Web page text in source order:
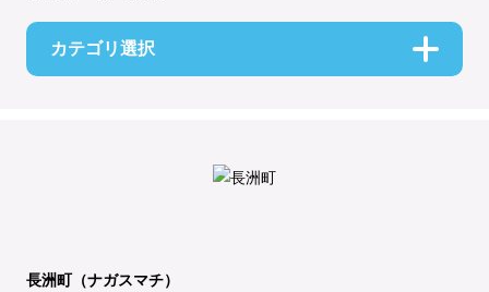
カテゴリ選択
長洲町（ナガスマチ）